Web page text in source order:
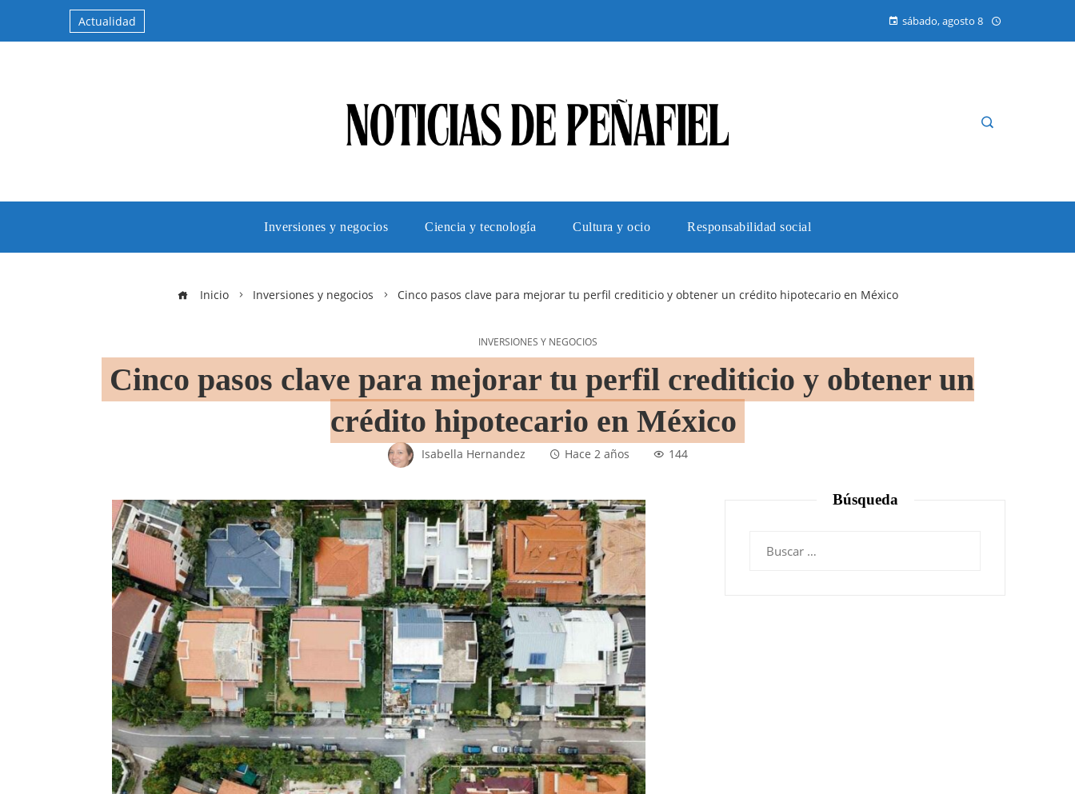
Actualidad sábado, agosto 8
Inversiones y negocios Ciencia y tecnología Cultura y ocio Responsabilidad social
Inicio Inversiones y negocios Cinco pasos clave para mejorar tu perfil crediticio y obtener un crédito hipotecario en México
INVERSIONES Y NEGOCIOS
Cinco pasos clave para mejorar tu perfil crediticio y obtener un
crédito hipotecario en México
Isabella Hernandez Hace 2 años 144
Búsqueda